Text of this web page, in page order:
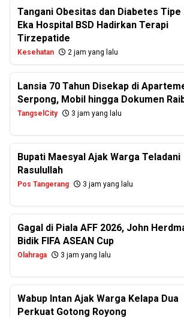
Tangani Obesitas dan Diabetes Tipe
Eka Hospital BSD Hadirkan Terapi
Tirzepatide
Kesehatan 2 jam yang lalu
Lansia 70 Tahun Disekap di
Serpong, Mobil hingga Dokumen
TangselCity 3 jam yang lalu
Bupati Maesyal Ajak Warga Teladani
Rasulullah
Pos Tangerang 3 jam yang lalu
Gagal di Piala AFF 2026, John
Bidik FIFA ASEAN Cup
Olahraga 3 jam yang lalu
Wabup Intan Ajak Warga Kelapa Dua
Perkuat Gotong Royong